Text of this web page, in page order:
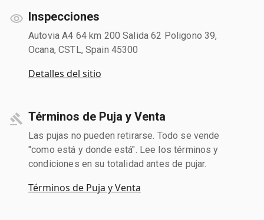
Inspecciones
Autovia A4 64 km 200 Salida 62 Poligono 39,
Ocana, CSTL, Spain 45300
Detalles del sitio
Términos de Puja y Venta
Las pujas no pueden retirarse. Todo se vende
"como está y donde está". Lee los términos y
condiciones en su totalidad antes de pujar.
Términos de Puja y Venta